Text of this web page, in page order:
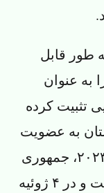
طور قابل
به عنوان
تثبیت کرده
و پاکستان به عضویت
کامل درآمدند. متعاقباً، در ۴ ژوئیه ۲۰۲۳، جمهوری
اسلامی ایران به این سازمان پیوست و در ۴ ژوئیه